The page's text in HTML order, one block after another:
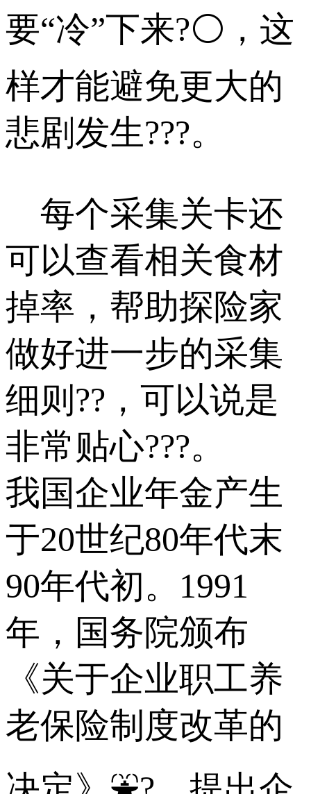
要“冷”下来?⚪，这
样才能避免更大的
悲剧发生???。
每个采集关卡还
可以查看相关食材
掉率，帮助探险家
做好进一步的采集
细则??，可以说是
非常贴心???。
我国企业年金产生
于20世纪80年代末
90年代初。1991
年，国务院颁布
《关于企业职工养
老保险制度改革的